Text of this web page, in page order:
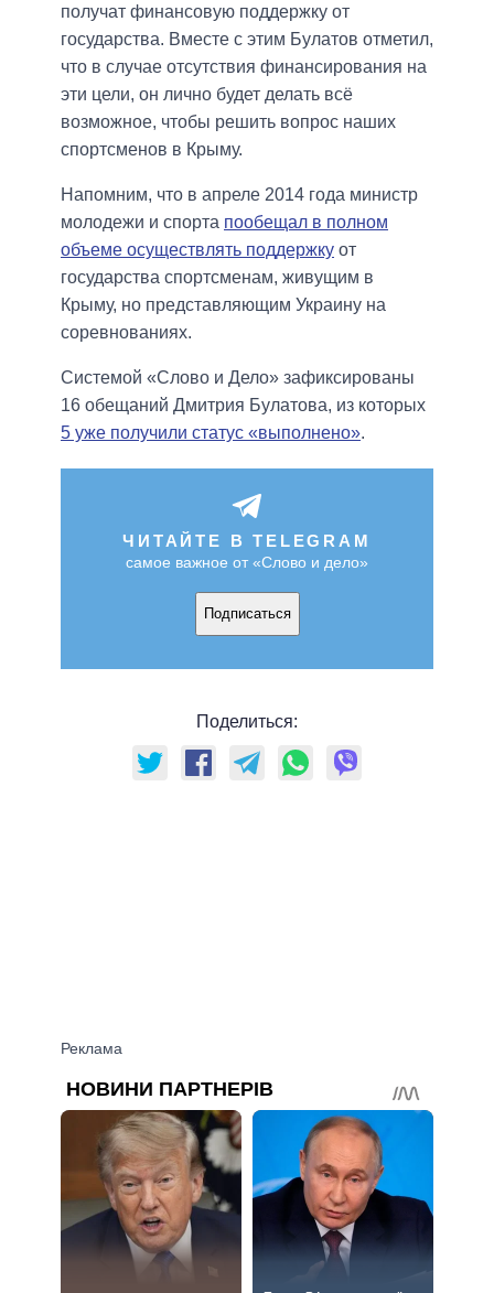
получат финансовую поддержку от
государства. Вместе с этим Булатов отметил,
что в случае отсутствия финансирования на
эти цели, он лично будет делать всё
возможное, чтобы решить вопрос наших
спортсменов в Крыму.
Напомним, что в апреле 2014 года министр
молодежи и спорта пообещал в полном
объеме осуществлять поддержку от
государства спортсменам, живущим в
Крыму, но представляющим Украину на
соревнованиях.
Системой «Слово и Дело» зафиксированы
16 обещаний Дмитрия Булатова, из которых
5 уже получили статус «выполнено».
ЧИТАЙТЕ В TELEGRAM
самое важное от «Слово и дело»
Подписаться
Поделиться: